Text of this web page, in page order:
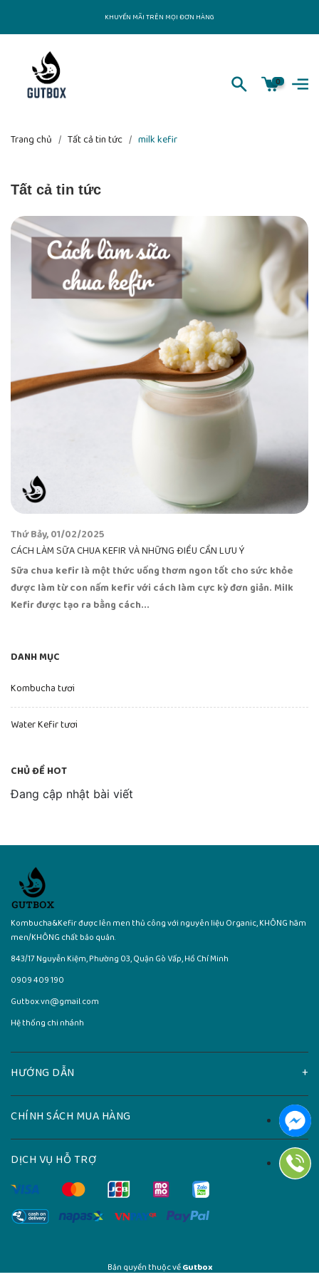
KHUYẾN MÃI TRÊN MỌI ĐƠN HÀNG
0
Trang chủ / Tất cả tin tức / milk kefir
Tất cả tin tức
Thứ Bảy, 01/02/2025
CÁCH LÀM SỮA CHUA KEFIR VÀ NHỮNG ĐIỀU CẦN LƯU Ý
Sữa chua kefir là một thức uống thơm ngon tốt cho sức khỏe
được làm từ con nấm kefir với cách làm cực kỳ đơn giản. Milk
Kefir được tạo ra bằng cách...
DANH MỤC
Kombucha tươi
Water Kefir tươi
CHỦ ĐỀ HOT
Đang cập nhật bài viết
Kombucha&Kefir được lên men thủ công với nguyên liệu Organic, KHÔNG hãm
men/KHÔNG chất bảo quản.
843/17 Nguyễn Kiệm, Phường 03, Quận Gò Vấp, Hồ Chí Minh
0909 409 190
Gutbox.vn@gmail.com
Hệ thống chi nhánh
HƯỚNG DẪN
CHÍNH SÁCH MUA HÀNG
DỊCH VỤ HỖ TRỢ
Bản quyền thuộc vềGutbox